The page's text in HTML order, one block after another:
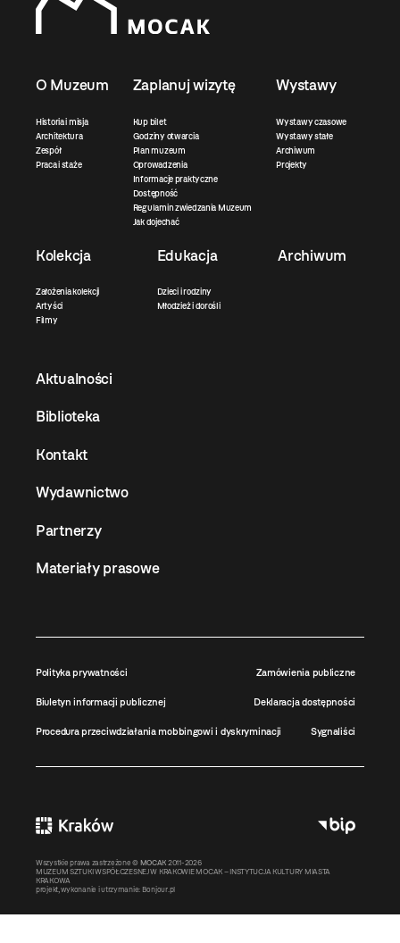
O Muzeum
Historia i misja
Architektura
Zespół
Praca i staże
Zaplanuj wizytę
Kup bilet
Godziny otwarcia
Plan muzeum
Oprowadzenia
Informacje praktyczne
Dostępność
Regulamin zwiedzania Muzeum
Jak dojechać
Wystawy
Wystawy czasowe
Wystawy stałe
Archiwum
Projekty
Kolekcja
Założenia kolekcji
Artyści
Filmy
Edukacja
Dzieci i rodziny
Młodzież i dorośli
Archiwum
Aktualności
Biblioteka
Kontakt
Wydawnictwo
Partnerzy
Materiały prasowe
Polityka prywatności Zamówienia publiczne
Biuletyn informacji publicznej Deklaracja dostępności
Procedura przeciwdziałania mobbingowi i dyskryminacji Sygnaliści
Wszystkie prawa zastrzeżone © MOCAK 2011-2026
MUZEUM SZTUKI WSPÓŁCZESNEJ W KRAKOWIE MOCAK – INSTYTUCJA KULTURY MIASTA
KRAKOWA
projekt, wykonanie i utrzymanie: Bonjour.pl